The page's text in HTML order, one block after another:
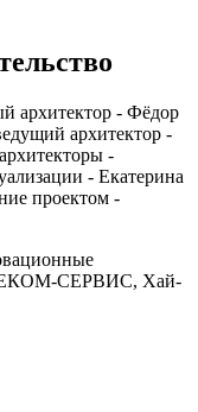
архитектор - Фёдор
архитектор -
-
- Екатерина
проектом -
СЕРВИС, Хай-